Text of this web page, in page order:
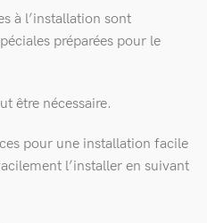
à l’installation sont
préparées pour le
être nécessaire.
pour une installation facile
l’installer en suivant